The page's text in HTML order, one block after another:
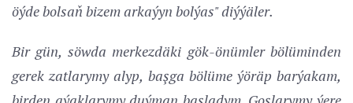
öýde bolsaň bizem arkaýyn bolýas" diýýäler.
Bir gün, söwda merkezdäki gök-önümler bölüminden
gerek zatlarymy alyp, başga bölüme ýöräp barýakam,